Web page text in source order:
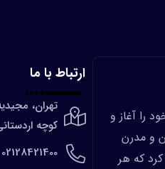
1397 کار خود را آغاز و
و مدرن
که هر
ارتباط با ما
تهران،
کوچه
02128421400